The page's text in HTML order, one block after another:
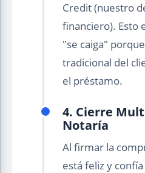
Credit (nuestro
financiero). Esto
"se caiga"
tradicional del
el préstamo.
4. Cierre
Notaría
Al firmar la
está feliz y